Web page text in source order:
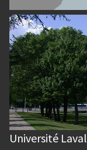
Université Laval